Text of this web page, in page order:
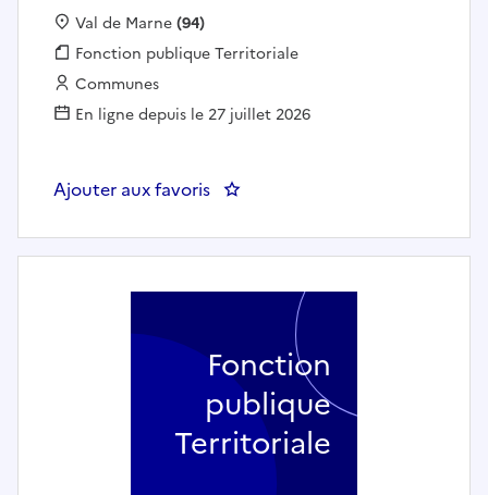
Localisation :
Val de Marne(94)
Fonction publique :
Fonction publique Territoriale
Employeur :
Communes
En ligne depuis le 27 juillet 2026
Ajouter aux favoris : Professeur
Fonction
publique
Territoriale